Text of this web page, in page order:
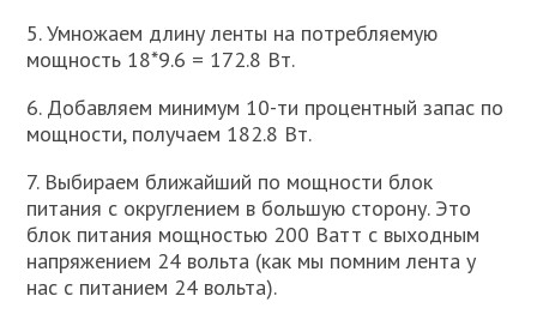
5. Умножаем длину ленты на потребляемую
мощность 18*9.6 = 172.8 Вт.
6. Добавляем минимум 10-ти процентный запас по
мощности, получаем 182.8 Вт.
7. Выбираем ближайший по мощности блок
питания с округлением в большую сторону. Это
блок питания мощностью 200 Ватт с выходным
напряжением 24 вольта (как мы помним лента у
нас с питанием 24 вольта).